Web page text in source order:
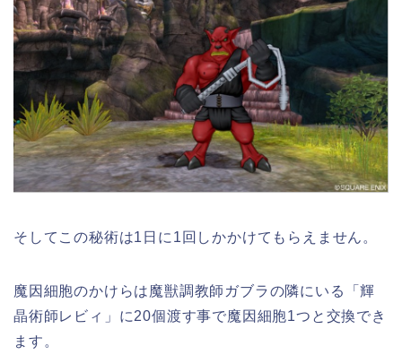
そしてこの秘術は1日に1回しかかけてもらえません。
魔因細胞のかけらは魔獣調教師ガブラの隣にいる「輝
晶術師レビィ」に20個渡す事で魔因細胞1つと交換でき
ます。